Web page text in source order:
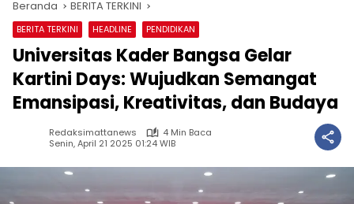
Beranda BERITA TERKINI
BERITA TERKINI HEADLINE PENDIDIKAN
Universitas Kader Bangsa Gelar
Kartini Days: Wujudkan Semangat
Emansipasi, Kreativitas, dan Budaya
Redaksimattanews
4 Min Baca
Senin, April 21 2025 01:24 WIB